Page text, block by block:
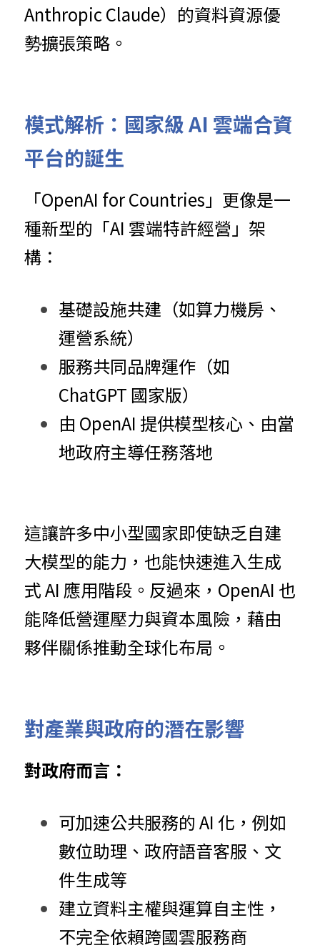
Anthropic Claude）的資料資源優
勢擴張策略。
模式解析：國家級 AI 雲端合資
平台的誕生
「OpenAI for Countries」更像是一
種新型的「AI 雲端特許經營」架
構：
基礎設施共建（如算力機房、
運營系統）
服務共同品牌運作（如
ChatGPT 國家版）
由 OpenAI 提供模型核心、由當
地政府主導任務落地
這讓許多中小型國家即使缺乏自建
大模型的能力，也能快速進入生成
式 AI 應用階段。反過來，OpenAI 也
能降低營運壓力與資本風險，藉由
夥伴關係推動全球化布局。
對產業與政府的潛在影響
對政府而言 ：
可加速公共服務的 AI 化，例如
數位助理、政府語音客服、文
件生成等
建立資料主權與運算自主性，
不完全依賴跨國雲服務商